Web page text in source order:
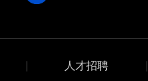
人才招聘